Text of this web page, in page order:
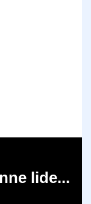
lide...